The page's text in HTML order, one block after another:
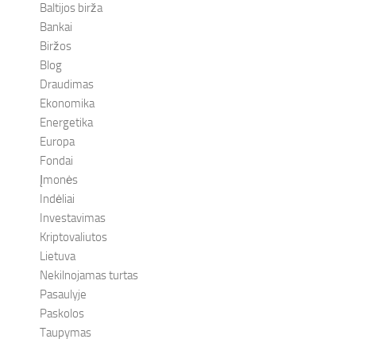
Baltijos birža
Bankai
Biržos
Blog
Draudimas
Ekonomika
Energetika
Europa
Fondai
Įmonės
Indėliai
Investavimas
Kriptovaliutos
Lietuva
Nekilnojamas turtas
Pasaulyje
Paskolos
Taupymas